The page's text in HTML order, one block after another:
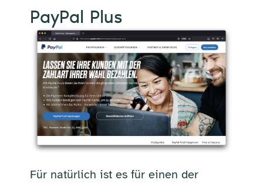
PayPal Plus
Für natürlich ist es für einen der